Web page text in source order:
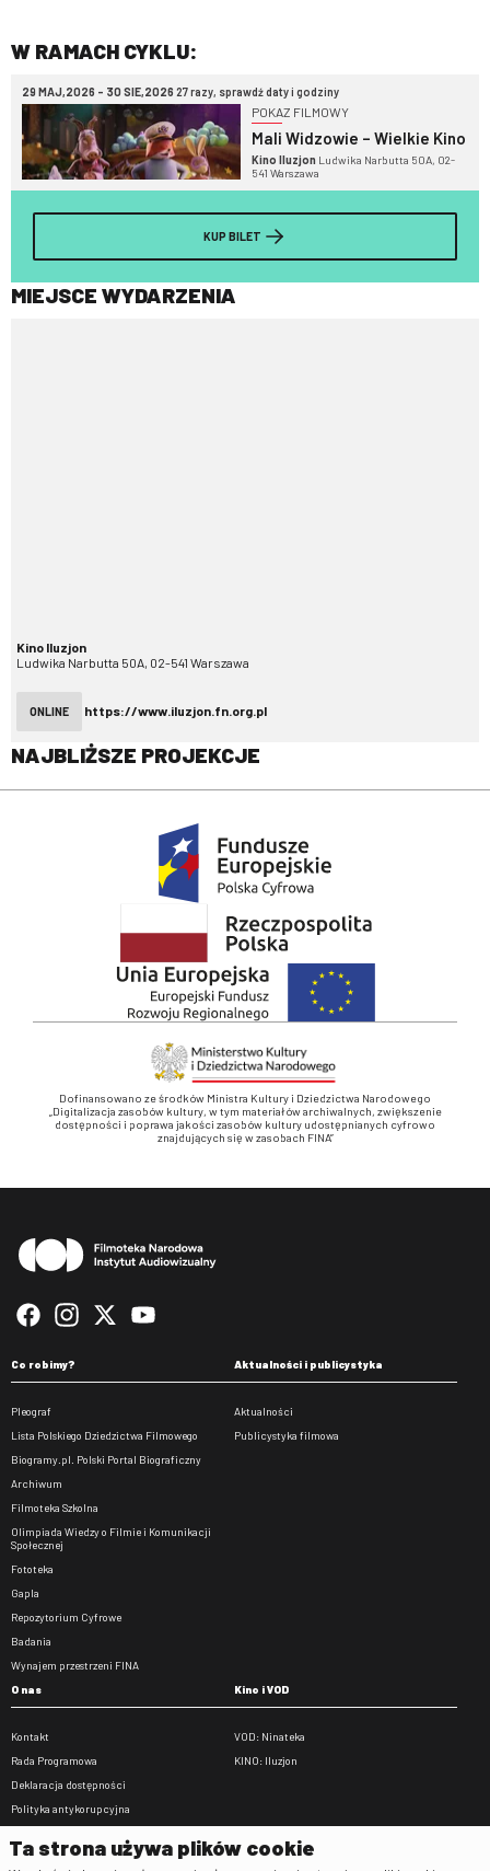
W RAMACH CYKLU:
29 MAJ,2026 - 30 SIE,2026 27 razy, sprawdź daty i godziny
POKAZ FILMOWY
Mali Widzowie – Wielkie Kino
Kino Iluzjon Ludwika Narbutta 50A, 02-
541 Warszawa
KUP BILET
MIEJSCE WYDARZENIA
Kino Iluzjon
Ludwika Narbutta 50A, 02-541 Warszawa
ONLINE https://www.iluzjon.fn.org.pl
NAJBLIŻSZE PROJEKCJE
Dofinansowano ze środków Ministra Kultury i Dziedzictwa Narodowego
„Digitalizacja zasobów kultury, w tym materiałów archiwalnych, zwiększenie
dostępności i poprawa jakości zasobów kultury udostępnianych cyfrowo
znajdujących się w zasobach FINA”
Co robimy?
Pleograf
Lista Polskiego Dziedzictwa Filmowego
Biogramy.pl. Polski Portal Biograficzny
Archiwum
Filmoteka Szkolna
Olimpiada Wiedzy o Filmie i Komunikacji
Społecznej
Fototeka
Gapla
Repozytorium Cyfrowe
Badania
Wynajem przestrzeni FINA
Aktualności i publicystyka
Aktualności
Publicystyka filmowa
O nas
Kontakt
Rada Programowa
Deklaracja dostępności
Polityka antykorupcyjna
Zamówienia publiczne
Kino i VOD
VOD: Ninateka
KINO: Iluzjon
Ta strona używa plików cookie